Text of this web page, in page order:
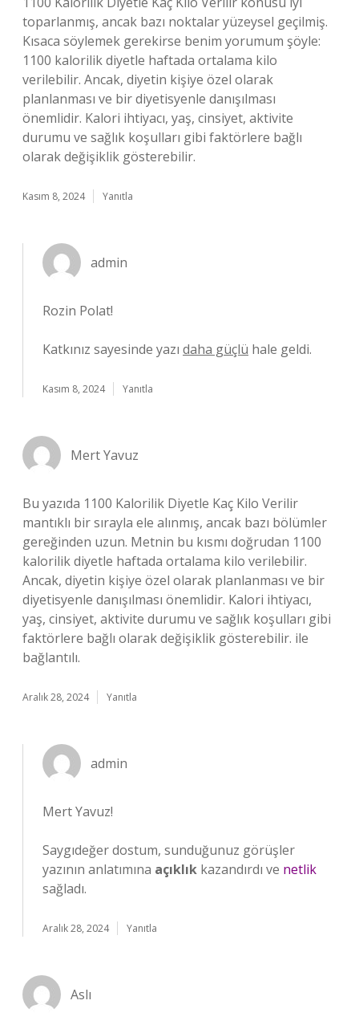
toparlanmış, ancak bazı noktalar yüzeysel geçilmiş.
Kısaca söylemek gerekirse benim yorumum şöyle:
1100 kalorilik diyetle haftada ortalama kilo
verilebilir. Ancak, diyetin kişiye özel olarak
planlanması ve bir diyetisyenle danışılması
önemlidir. Kalori ihtiyacı, yaş, cinsiyet, aktivite
durumu ve sağlık koşulları gibi faktörlere bağlı
olarak değişiklik gösterebilir.
Kasım 8, 2024 Yanıtla
admin
Rozin Polat!
Katkınız sayesinde yazı daha güçlü hale geldi.
Kasım 8, 2024 Yanıtla
Mert Yavuz
Bu yazıda 1100 Kalorilik Diyetle Kaç Kilo Verilir
mantıklı bir sırayla ele alınmış, ancak bazı bölümler
gereğinden uzun. Metnin bu kısmı doğrudan 1100
kalorilik diyetle haftada ortalama kilo verilebilir.
Ancak, diyetin kişiye özel olarak planlanması ve bir
diyetisyenle danışılması önemlidir. Kalori ihtiyacı,
yaş, cinsiyet, aktivite durumu ve sağlık koşulları gibi
faktörlere bağlı olarak değişiklik gösterebilir. ile
bağlantılı.
Aralık 28, 2024 Yanıtla
admin
Mert Yavuz!
Saygıdeğer dostum, sunduğunuz görüşler
yazının anlatımına açıklık kazandırdı ve netlik
sağladı.
Aralık 28, 2024 Yanıtla
Aslı